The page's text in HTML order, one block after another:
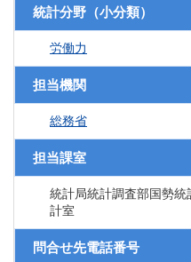
統計分野（小分類）
労働力
担当機関
総務省
担当課室
統計局統計調査部国勢統
計室
問合せ先電話番号